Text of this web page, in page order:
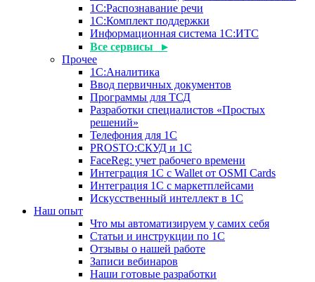
1С:Распознавание речи
1С:Комплект поддержки
Информационная система 1С:ИТС
Все сервисы ▸
Прочее
1С:Аналитика
Ввод первичных документов
Программы для ТСД
Разработки специалистов «Простых
решений»
Телефония для 1С
PROSTO:СКУД и 1С
FaceReg: учет рабочего времени
Интеграция 1С с Wallet от OSMI Cards
Интеграция 1С с маркетплейсами
Искусственный интеллект в 1С
Наш опыт
Что мы автоматизируем у самих себя
Статьи и инструкции по 1С
Отзывы о нашей работе
Записи вебинаров
Наши готовые разработки